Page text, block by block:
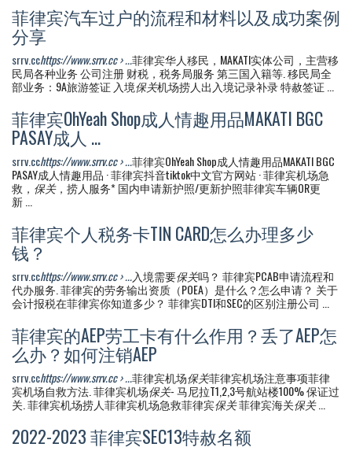
菲律宾汽车过户的流程和材料以及成功案例
分享
srrv.cchttps://www.srrv.cc › ...菲律宾华人移民，MAKATI实体公司，主营移
民局各种业务 公司注册 财税，税务局服务 第三国入籍等. 移民局全
部业务：9A旅游签证 入境保关机场捞人出入境记录补录 特赦签证 ...
菲律宾OhYeah Shop成人情趣用品MAKATI BGC
PASAY成人 ...
srrv.cchttps://www.srrv.cc › ...菲律宾OhYeah Shop成人情趣用品MAKATI BGC
PASAY成人情趣用品 · 菲律宾抖音tiktok中文官方网站 · 菲律宾机场急
救， 保关，捞人服务* 国内申请新护照/更新护照菲律宾车辆OR更
新 ...
菲律宾个人税务卡TIN CARD怎么办理多少
钱？
srrv.cchttps://www.srrv.cc › ...入境需要保关吗？ 菲律宾PCAB申请流程和
代办服务. 菲律宾的劳务输出资质（POEA）是什么？怎么申请？ 关于
会计报税在菲律宾你知道多少？ 菲律宾DTI和SEC的区别注册公司 ...
菲律宾的AEP劳工卡有什么作用？丢了AEP怎
么办？如何注销AEP
srrv.cchttps://www.srrv.cc › ...菲律宾机场保关菲律宾机场注意事项菲律
宾机场自救方法. 菲律宾机场保关- 马尼拉T1,2,3号航站楼100% 保证过
关. 菲律宾机场捞人菲律宾机场急救菲律宾保关菲律宾海关保关...
2022-2023 菲律宾SEC13特赦名额